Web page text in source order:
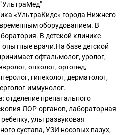
«УльтраКидс» города Нижнего
оборудованием. В
В детской клинике
врачи.На базе детской
офтальмолог, уролог,
онколог, ортопед,
гинеколог, дерматолог,
иммунолог.
отделение пренатального
ЛОР-органов, лабораторная
ультразвуковая
сустава, УЗИ нoсoвых пазух,